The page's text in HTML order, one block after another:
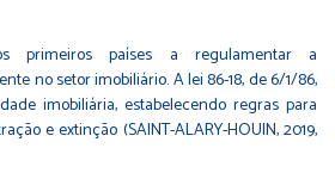
países a regulamentar a
no setor imobiliário. A lei 86-18, de 6/1/86,
imobiliária, estabelecendo regras para
e extinção (SAINT-ALARY-HOUIN, 2019,